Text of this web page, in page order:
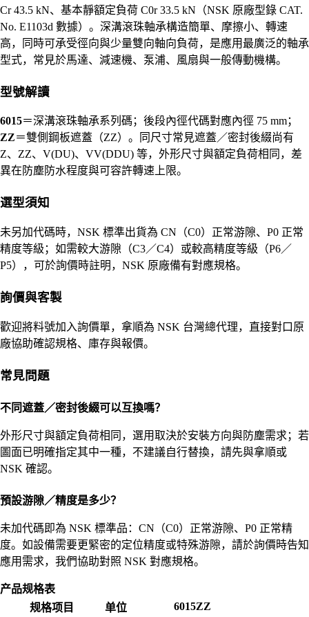
Cr 43.5 kN、基本靜額定負荷 C0r 33.5 kN（NSK 原廠型錄 CAT.
No. E1103d 數據）。深溝滾珠軸承構造簡單、摩擦小、轉速
高，同時可承受徑向與少量雙向軸向負荷，是應用最廣泛的軸承
型式，常見於馬達、減速機、泵浦、風扇與一般傳動機構。
型號解讀
6015＝深溝滾珠軸承系列碼；後段內徑代碼對應內徑 75 mm；
ZZ＝雙側鋼板遮蓋（ZZ）。同尺寸常見遮蓋／密封後綴尚有
Z、ZZ、V(DU)、VV(DDU) 等，外形尺寸與額定負荷相同，差
異在防塵防水程度與可容許轉速上限。
選型須知
未另加代碼時，NSK 標準出貨為 CN（C0）正常游隙、P0 正常
精度等級；如需較大游隙（C3／C4）或較高精度等級（P6／
P5），可於詢價時註明，NSK 原廠備有對應規格。
詢價與客製
歡迎將料號加入詢價單，拿順為 NSK 台灣總代理，直接對口原
廠協助確認規格、庫存與報價。
常見問題
不同遮蓋／密封後綴可以互換嗎？
外形尺寸與額定負荷相同，選用取決於安裝方向與防塵需求；若
圖面已明確指定其中一種，不建議自行替換，請先與拿順或
NSK 確認。
預設游隙／精度是多少？
未加代碼即為 NSK 標準品：CN（C0）正常游隙、P0 正常精
度。如設備需要更緊密的定位精度或特殊游隙，請於詢價時告知
應用需求，我們協助對照 NSK 對應規格。
产品规格表
规格项目
单位 6015ZZ